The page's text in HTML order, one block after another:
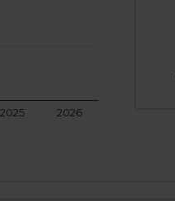
2025 2026